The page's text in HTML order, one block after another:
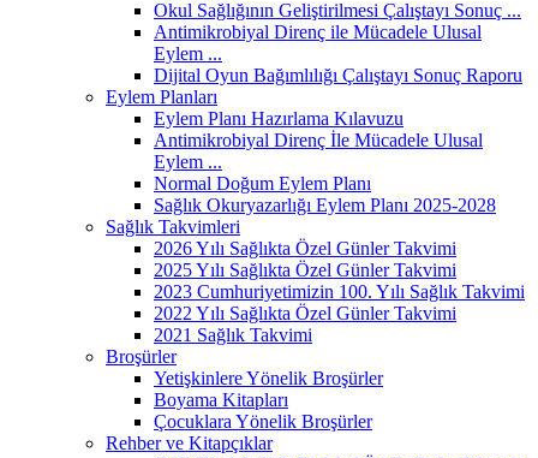
Okul Sağlığının Geliştirilmesi Çalıştayı Sonuç ...
Antimikrobiyal Direnç ile Mücadele Ulusal
Eylem ...
Dijital Oyun Bağımlılığı Çalıştayı Sonuç Raporu
Eylem Planları
Eylem Planı Hazırlama Kılavuzu
Antimikrobiyal Direnç İle Mücadele Ulusal
Eylem ...
Normal Doğum Eylem Planı
Sağlık Okuryazarlığı Eylem Planı 2025-2028
Sağlık Takvimleri
2026 Yılı Sağlıkta Özel Günler Takvimi
2025 Yılı Sağlıkta Özel Günler Takvimi
2023 Cumhuriyetimizin 100. Yılı Sağlık Takvimi
2022 Yılı Sağlıkta Özel Günler Takvimi
2021 Sağlık Takvimi
Broşürler
Yetişkinlere Yönelik Broşürler
Boyama Kitapları
Çocuklara Yönelik Broşürler
Rehber ve Kitapçıklar